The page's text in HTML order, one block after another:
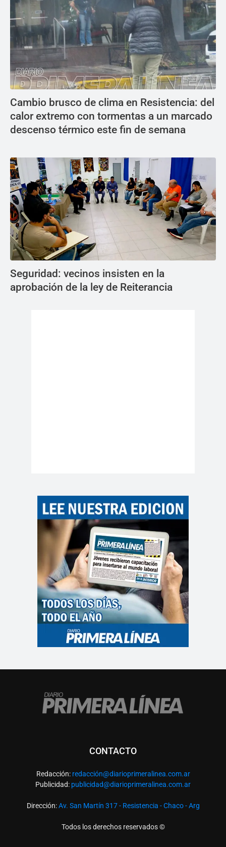
Cambio brusco de clima en Resistencia: del
calor extremo con tormentas a un marcado
descenso térmico este fin de semana
Seguridad: vecinos insisten en la
aprobación de la ley de Reiterancia
CONTACTO
Redacción: redacción@diarioprimeralinea.com.ar
Publicidad: publicidad@diarioprimeralinea.com.ar
Dirección:Av. San Martín 317 - Resistencia - Chaco - Arg
Todos los derechos reservados ©